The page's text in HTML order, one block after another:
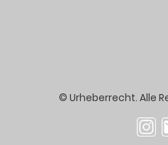
© Urheberrecht. Alle